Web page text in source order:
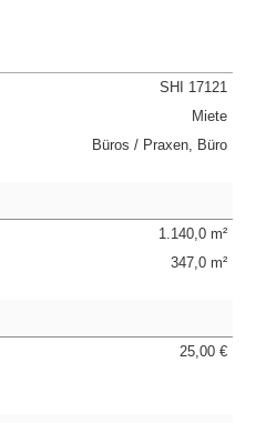
SHI 17121
Miete
Büros / Praxen, Büro
1.140,0 m²
347,0 m²
25,00 €